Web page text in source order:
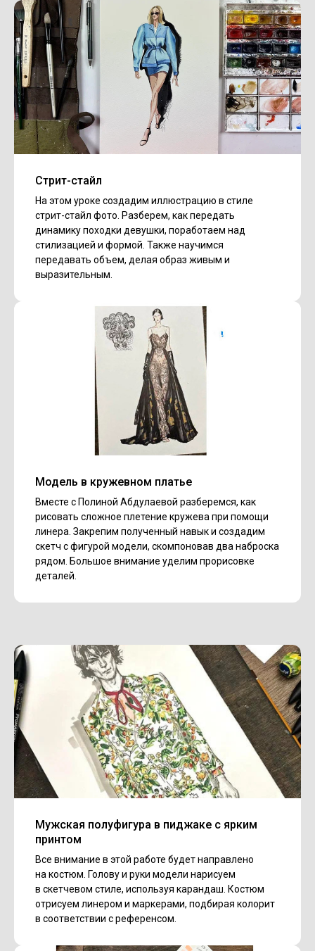
Стрит-стайл
На этом уроке создадим иллюстрацию в стиле
стрит-стайл фото. Разберем, как передать
динамику походки девушки, поработаем над
стилизацией и формой. Также научимся
передавать объем, делая образ живым и
выразительным.
Модель в кружевном платье
Вместе с Полиной Абдулаевой разберемся, как
рисовать сложное плетение кружева при помощи
линера. Закрепим полученный навык и создадим
скетч с фигурой модели, скомпоновав два наброска
рядом. Большое внимание уделим прорисовке
деталей.
Мужская полуфигура в пиджаке с ярким
принтом
Все внимание в этой работе будет направлено
на костюм. Голову и руки модели нарисуем
в скетчевом стиле, используя карандаш. Костюм
отрисуем линером и маркерами, подбирая колорит
в соответствии с референсом.